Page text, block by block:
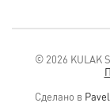
© 2026 KULAK
Сделано в